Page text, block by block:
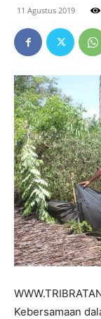
11 Agustus 2019
Kebersamaan